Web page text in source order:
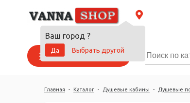
Ваш город ?
Да
Выбрать другой
Каталог товаров
Главная - Каталог - Душевые кабины - Душевые